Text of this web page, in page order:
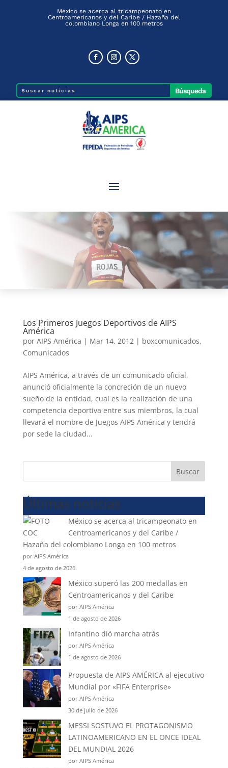
México se acerca al tricampeonato en
Centroamericanos y del Caribe / Hazaña del
colombiano Longa en 100 metros
Los Primeros Juegos Deportivos de AIPS
América
por AIPS América | Mar 14, 2012| boxcomunicados,
Comunicados
AIPS América, a través de un comunicado oficial,
anunció oficialmente la concreción de un nuevo
sueño de la entidad, cual es la realización de una
competencia deportiva entre sus miembros, la cual
llevará el nombre de Juegos AIPS América y tendrá
por sede la ciudad...
Buscar
Últimas noticias
México se acerca al tricampeonato en
Centroamericanos y del Caribe /
Hazaña del colombiano Longa en 100 metros
por AIPS América
4 de agosto de 2026
México superó las 200 medallas en
Centroamericanos y del Caribe
por AIPS América
1 de agosto de 2026
Infantino dió marcha atrás
por AIPS América
1 de agosto de 2026
Propuesta de AIPS AMÉRICA al ejecutivo
Mundial por «FIFA Enterprise»
por AIPS América
30 de julio de 2026
MESSI SOSTUVO EL PROTAGONISMO
LATINOAMERICANO EN EL ONCE IDEAL
DEL MUNDIAL 2026
por AIPS América